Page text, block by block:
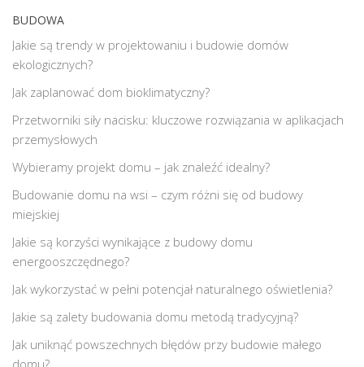
BUDOWA
Jakie są trendy w projektowaniu i budowie domów
ekologicznych?
Jak zaplanować dom bioklimatyczny?
Przetworniki siły nacisku: kluczowe rozwiązania w aplikacjach
przemysłowych
Wybieramy projekt domu – jak znaleźć idealny?
Budowanie domu na wsi – czym różni się od budowy
miejskiej
Jakie są korzyści wynikające z budowy domu
energooszczędnego?
Jak wykorzystać w pełni potencjał naturalnego oświetlenia?
Jakie są zalety budowania domu metodą tradycyjną?
Jak uniknąć powszechnych błędów przy budowie małego